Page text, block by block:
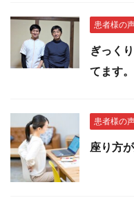
患者様の
ぎっく
てます。
患者様の
座り方